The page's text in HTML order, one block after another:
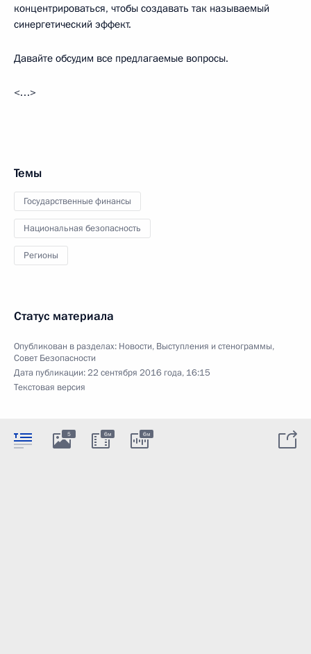
концентрироваться, чтобы создавать так называемый
синергетический эффект.
Давайте обсудим все предлагаемые вопросы.
<…>
Темы
Государственные финансы
Национальная безопасность
Регионы
Статус материала
Опубликован в разделах: Новости, Выступления и стенограммы,
Совет Безопасности
Дата публикации:22 сентября 2016 года, 16:15
Текстовая версия
5 6м 6м